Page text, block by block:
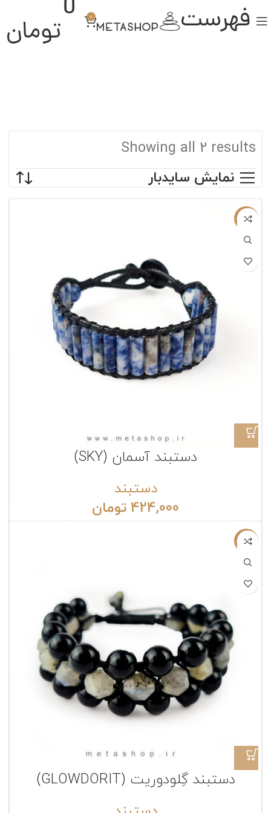
فهرست 0
0
تومان
Showing all 2 results
نمایش سایدبار
ناموجود
دستبند آسمان (SKY)
دستبند
424,000 تومان
ناموجود
دستبند گِلودوریت (GLOWDORIT)